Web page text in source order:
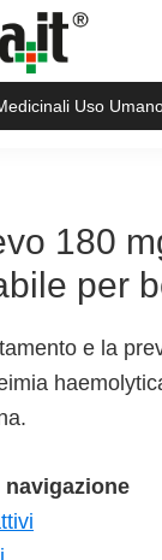
Uso
180
per
e la
navigazione